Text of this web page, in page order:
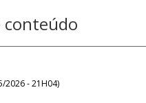
conteúdo
2026 - 21H04)